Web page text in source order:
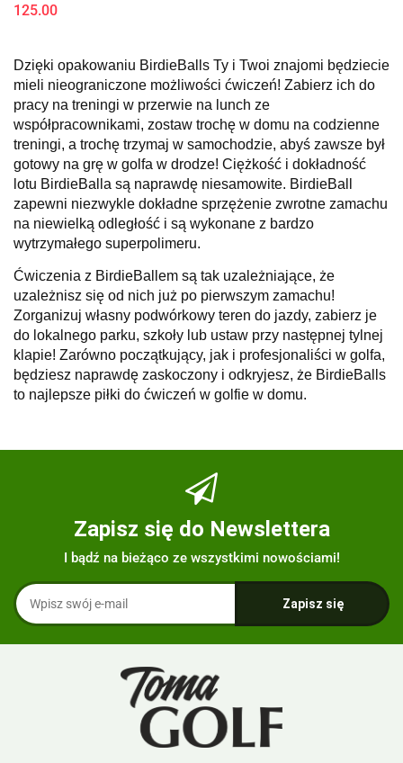
125.00
Dzięki opakowaniu BirdieBalls Ty i Twoi znajomi będziecie
mieli nieograniczone możliwości ćwiczeń! Zabierz ich do
pracy na treningi w przerwie na lunch ze
współpracownikami, zostaw trochę w domu na codzienne
treningi, a trochę trzymaj w samochodzie, abyś zawsze był
gotowy na grę w golfa w drodze! Ciężkość i dokładność
lotu BirdieBalla są naprawdę niesamowite. BirdieBall
zapewni niezwykle dokładne sprzężenie zwrotne zamachu
na niewielką odległość i są wykonane z bardzo
wytrzymałego superpolimeru.
Ćwiczenia z BirdieBallem są tak uzależniające, że
uzależnisz się od nich już po pierwszym zamachu!
Zorganizuj własny podwórkowy teren do jazdy, zabierz je
do lokalnego parku, szkoły lub ustaw przy następnej tylnej
klapie! Zarówno początkujący, jak i profesjonaliści w golfa,
będziesz naprawdę zaskoczony i odkryjesz, że BirdieBalls
to najlepsze piłki do ćwiczeń w golfie w domu.
Zapisz się do Newslettera
I bądź na bieżąco ze wszystkimi nowościami!